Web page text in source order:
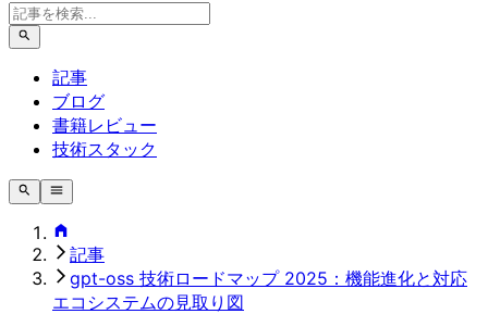
記事
ブログ
書籍レビュー
技術スタック
記事
gpt-oss 技術ロードマップ 2025：機能進化と対応
エコシステムの見取り図